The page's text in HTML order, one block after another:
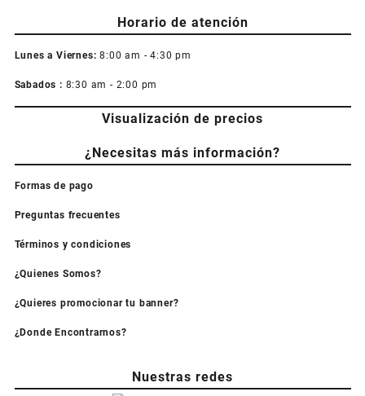
Horario de atención
Lunes a Viernes: 8:00 am - 4:30 pm
Sabados : 8:30 am - 2:00 pm
Visualización de precios
¿Necesitas más información?
Formas de pago
Preguntas frecuentes
Términos y condiciones
¿Quienes Somos?
¿Quieres promocionar tu banner?
¿Donde Encontrarnos?
Nuestras redes